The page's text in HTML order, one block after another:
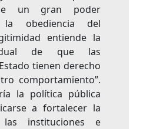
un gran poder
obediencia del
entiende la
de que las
tienen derecho
comportamiento”.
la política pública
a fortalecer la
instituciones e